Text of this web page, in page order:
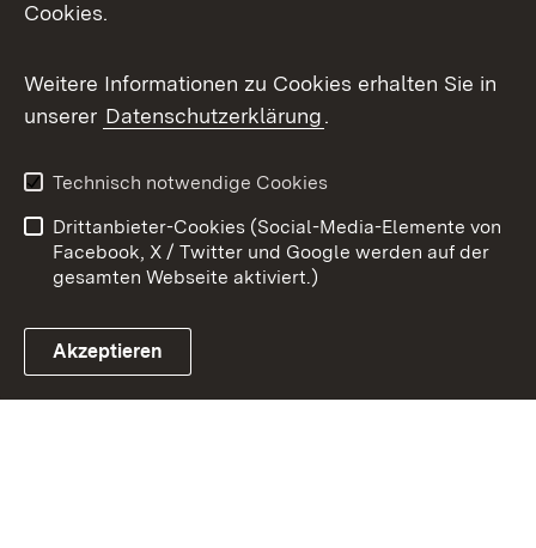
Youtube
Link zum Landesportal
Kontakt
Datenschutz
Barrierefreiheit
Impressum
Cookies
Cookies.
Weitere Informationen zu Cookies erhalten Sie in
unserer Datenschutzerklärung.
Technisch notwendige Cookies
Drittanbieter-Cookies (Social-Media-Elemente von
Facebook, X / Twitter und Google werden auf der
gesamten Webseite aktiviert.)
Akzeptieren